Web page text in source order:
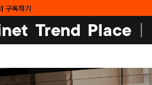
구독하기
Trend Place